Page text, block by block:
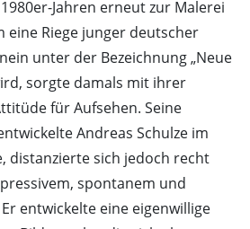
Jahren erneut zur Malerei
eine Riege junger deutscher
unter der Bezeichnung „Neue
sorgte damals mit ihrer
für Aufsehen. Seine
Andreas Schulze im
distanzierte sich jedoch recht
spontanem und
entwickelte eine eigenwillige